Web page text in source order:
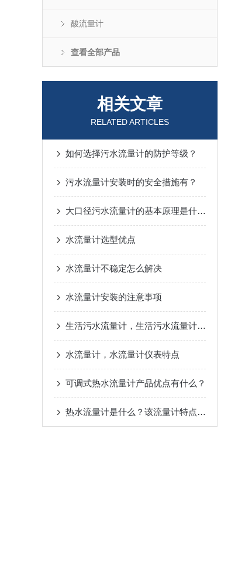
酸流量计
查看全部产品
相关文章
RELATED ARTICLES
如何选择污水流量计的防护等级？
污水流量计安装时的安全措施有？
大口径污水流量计的基本原理是什么？
水流量计选型优点
水流量计不稳定怎么解决
水流量计安装的注意事项
生活污水流量计，生活污水流量计安装地点的选择
水流量计，水流量计仪表特点
可调式热水流量计产品优点有什么？
热水流量计是什么？该流量计特点是？